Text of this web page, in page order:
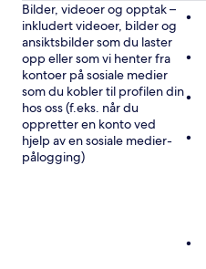
Bilder, videoer og opptak –
inkludert videoer, bilder og
ansiktsbilder som du laster
opp eller som vi henter fra
kontoer på sosiale medier
som du kobler til profilen din
hos oss (f.eks. når du
oppretter en konto ved
hjelp av en sosiale medier-
pålogging)